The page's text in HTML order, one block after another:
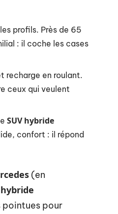
profils. Près de 65
: il coche les cases
recharge en roulant.
ceux qui veulent
SUV hybride
confort : il répond
(en
hybride
pointues pour